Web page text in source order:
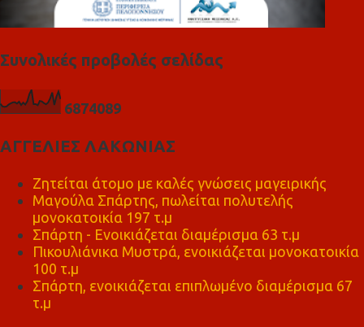
Συνολικές προβολές σελίδας
6874089
ΑΓΓΕΛΙΕΣ ΛΑΚΩΝΙΑΣ
Ζητείται άτομο με καλές γνώσεις μαγειρικής
Μαγούλα Σπάρτης, πωλείται πολυτελής
μονοκατοικία 197 τ.μ
Σπάρτη - Ενοικιάζεται διαμέρισμα 63 τ.μ
Πικουλιάνικα Μυστρά, ενοικιάζεται μονοκατοικία
100 τ.μ
Σπάρτη, ενοικιάζεται επιπλωμένο διαμέρισμα 67
τ.μ